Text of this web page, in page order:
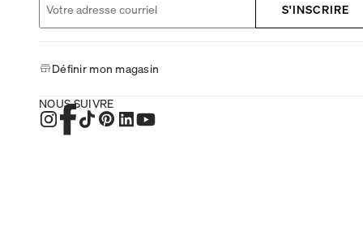
S'INSCRIRE
Définir mon magasin
NOUS SUIVRE